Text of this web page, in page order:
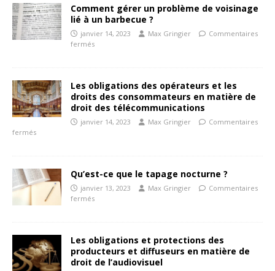
Comment gérer un problème de voisinage
lié à un barbecue ?
janvier 14, 2023 Max Gringier
Commentaires
fermés
Les obligations des opérateurs et les
droits des consommateurs en matière de
droit des télécommunications
janvier 14, 2023 Max Gringier
Commentaires
fermés
Qu’est-ce que le tapage nocturne ?
janvier 13, 2023 Max Gringier
Commentaires
fermés
Les obligations et protections des
producteurs et diffuseurs en matière de
droit de l’audiovisuel